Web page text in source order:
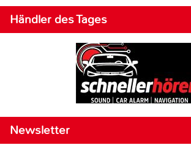
Händler des Tages
Newsletter